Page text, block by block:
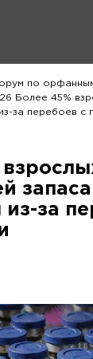
по
Более 45%
за перебоев с
за